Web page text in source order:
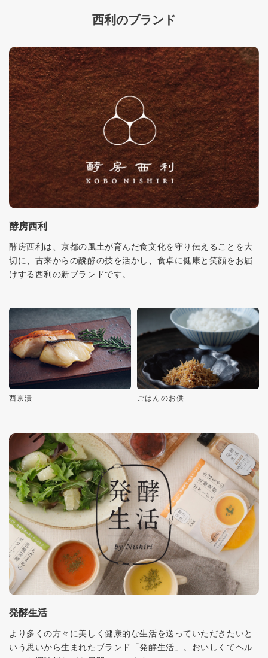
西利のブランド
酵房西利
酵房西利は、京都の風土が育んだ食文化を守り伝えることを大
切に、古来からの醗酵の技を活かし、食卓に健康と笑顔をお届
けする西利の新ブランドです。
西京漬 ごはんのお供
発酵生活
より多くの方々に美しく健康的な生活を送っていただきたいと
いう思いから生まれたブランド「発酵生活」。おいしくてヘル